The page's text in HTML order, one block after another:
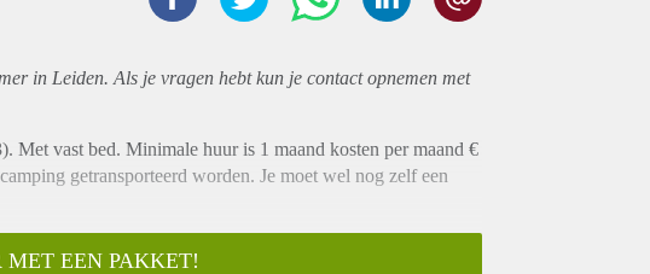
in Leiden. Als je vragen hebt kun je contact opnemen met
Met vast bed. Minimale huur is 1 maand kosten per maand €
getransporteerd worden. Je moet wel nog zelf een
MET EEN PAKKET!